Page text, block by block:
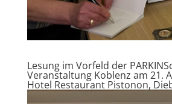
Lesung im Vorfeld der
Veranstaltung Koblenz am 21.
Hotel Restaurant Pistonon,